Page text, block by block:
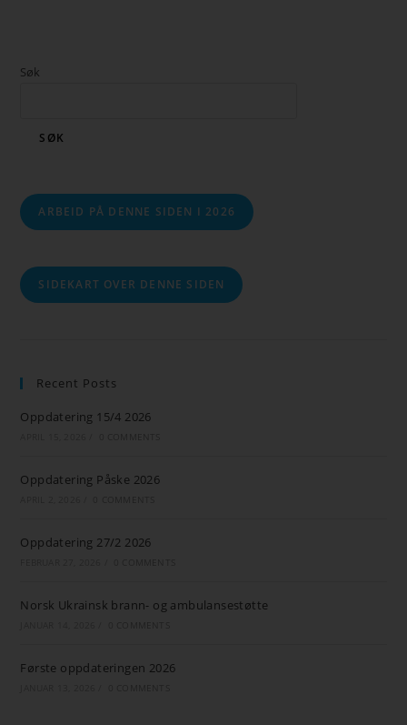
Søk
SØK
ARBEID PÅ DENNE SIDEN I 2026
SIDEKART OVER DENNE SIDEN
Recent Posts
Oppdatering 15/4 2026
Oppdatering Påske 2026
Oppdatering 27/2 2026
Norsk Ukrainsk brann- og ambulansestøtte
Første oppdateringen 2026